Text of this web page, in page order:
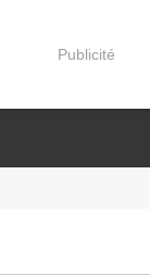
Publicité